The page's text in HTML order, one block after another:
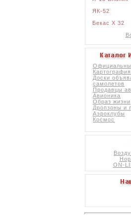
ЯК-52
Бекас X 32
Доски
самолетов
Продавцы
Авионика
Образ жизни
Дропзоны и
Аэроклубы
Космос
ON-